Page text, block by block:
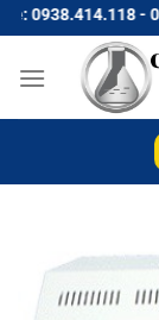
Chuyển
đến
nội
-